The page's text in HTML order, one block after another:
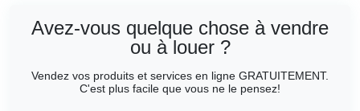
Avez-vous quelque chose à vendre
ou à louer ?
Vendez vos produits et services en ligne GRATUITEMENT.
C'est plus facile que vous ne le pensez!